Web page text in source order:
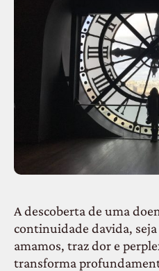
A descoberta de uma
continuidade davida,
amamos, traz dor e
transforma